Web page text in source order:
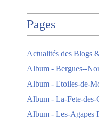
Pages
Actualités des Blogs
Album - Bergues--
Album - Etoiles-de-
Album - La-Fete-des-
Album - Les-Agapes